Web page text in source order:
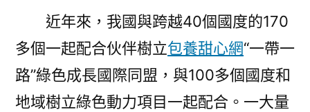
近年來，我國與跨越40個國度的170
多個一起配合伙伴樹立包養甜心網“一帶一
路”綠色成長國際同盟，與100多個國度和
地域樹立綠色動力項目一起配合。一大量